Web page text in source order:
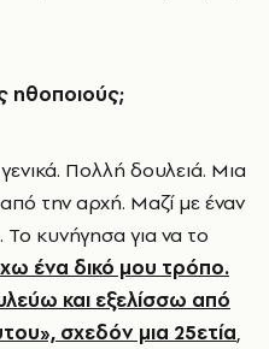
ηθοποιούς;
Πολλή δουλειά. Μια
την αρχή. Μαζί με έναν
κυνήγησα για να το
ένα δικό μου τρόπο.
και εξελίσσω από
σχεδόν μια 25ετία,